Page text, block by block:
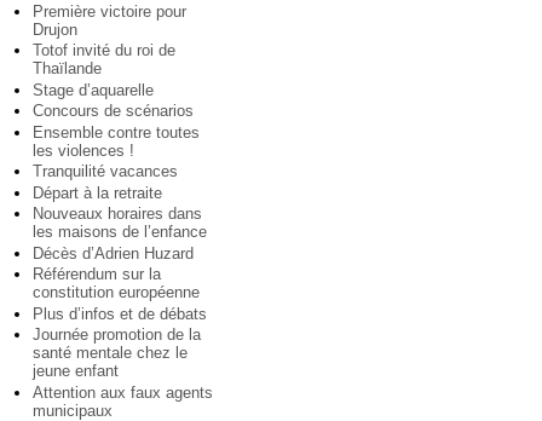
Première victoire pour
Drujon
Totof invité du roi de
Thaïlande
Stage d’aquarelle
Concours de scénarios
Ensemble contre toutes
les violences !
Tranquilité vacances
Départ à la retraite
Nouveaux horaires dans
les maisons de l’enfance
Décès d’Adrien Huzard
Référendum sur la
constitution européenne
Plus d’infos et de débats
Journée promotion de la
santé mentale chez le
jeune enfant
Attention aux faux agents
municipaux